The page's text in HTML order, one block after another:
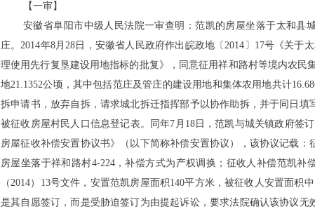
【一审】
安徽省阜阳市中级人民法院一审查明：范凯的房屋坐落于太和县
庄。2014年8月28日，安徽省人民政府作出皖政地〔2014〕17号《关于
理使用先行复垦建设用地指标的批复》，同意征用祥和路村等境内农民
地21.1352公顷，其中包括范庄及管庄的建设用地和集体农用地共计
拆申请书，放弃自拆，请求城北拆迁指挥部予以协作助拆，并于同日填
被征收房屋村民人口信息登记表。同年7月18日，范凯与城关镇政府签
房屋征收补偿安置协议书》（以下简称补偿安置协议），该协议记载：
房屋坐落于祥和路村4-224，补偿方式为产权调换；征收人补偿范凯补
（2014）13号文件，安置范凯房屋面积140平方米，被征收人安置面积
是其自愿签订，而是受胁迫签订为由提起诉讼，要求法院确认该协议无